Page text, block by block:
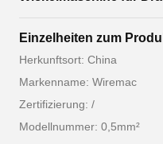
Einzelheiten zum
Herkunftsort: China
Markenname: Wiremac
Zertifizierung: /
Modellnummer: 0,5mm²